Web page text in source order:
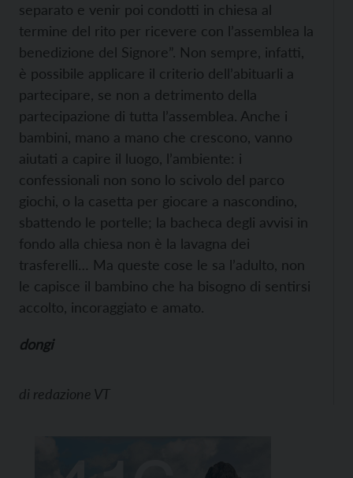
separato e venir poi condotti in chiesa al
termine del rito per ricevere con l’assemblea la
benedizione del Signore”. Non sempre, infatti,
è possibile applicare il criterio dell’abituarli a
partecipare, se non a detrimento della
partecipazione di tutta l’assemblea. Anche i
bambini, mano a mano che crescono, vanno
aiutati a capire il luogo, l’ambiente: i
confessionali non sono lo scivolo del parco
giochi, o la casetta per giocare a nascondino,
sbattendo le portelle; la bacheca degli avvisi in
fondo alla chiesa non è la lavagna dei
trasferelli… Ma queste cose le sa l’adulto, non
le capisce il bambino che ha bisogno di sentirsi
accolto, incoraggiato e amato.
dongi
di redazione VT